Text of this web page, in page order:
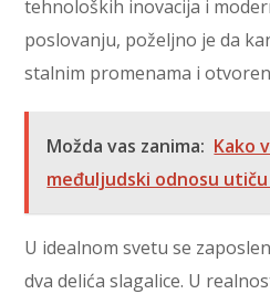
tehnoloških inovacija i
poslovanju, poželjno je da
stalnim promenama i
Možda vas zanima: Kako
međuljudski odnosu
U idealnom svetu se
dva delića slagalice. U